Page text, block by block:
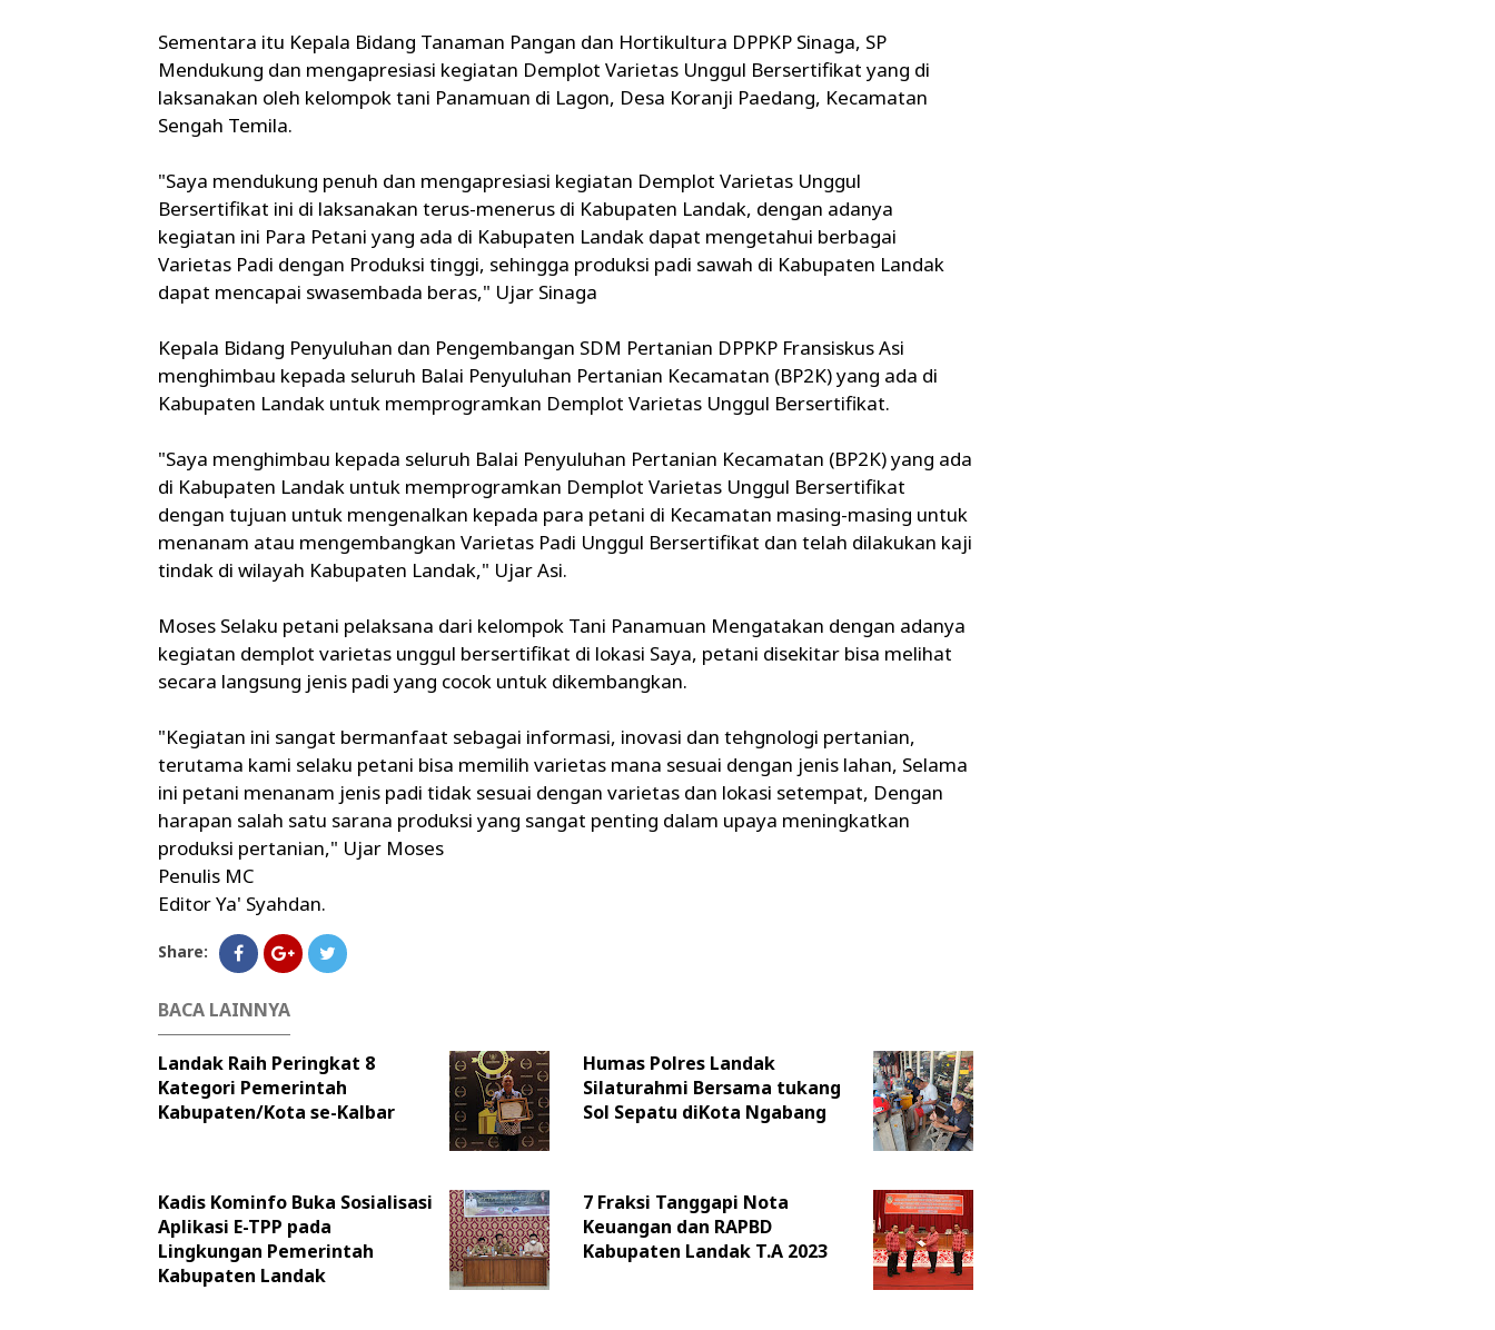
Sementara itu Kepala Bidang Tanaman Pangan dan Hortikultura DPPKP Sinaga, SP
Mendukung dan mengapresiasi kegiatan Demplot Varietas Unggul Bersertifikat yang di
laksanakan oleh kelompok tani Panamuan di Lagon, Desa Koranji Paedang, Kecamatan
Sengah Temila.
"Saya mendukung penuh dan mengapresiasi kegiatan Demplot Varietas Unggul
Bersertifikat ini di laksanakan terus-menerus di Kabupaten Landak, dengan adanya
kegiatan ini Para Petani yang ada di Kabupaten Landak dapat mengetahui berbagai
Varietas Padi dengan Produksi tinggi, sehingga produksi padi sawah di Kabupaten Landak
dapat mencapai swasembada beras," Ujar Sinaga
Kepala Bidang Penyuluhan dan Pengembangan SDM Pertanian DPPKP Fransiskus Asi
menghimbau kepada seluruh Balai Penyuluhan Pertanian Kecamatan (BP2K) yang ada di
Kabupaten Landak untuk memprogramkan Demplot Varietas Unggul Bersertifikat.
"Saya menghimbau kepada seluruh Balai Penyuluhan Pertanian Kecamatan (BP2K) yang ada
di Kabupaten Landak untuk memprogramkan Demplot Varietas Unggul Bersertifikat
dengan tujuan untuk mengenalkan kepada para petani di Kecamatan masing-masing untuk
menanam atau mengembangkan Varietas Padi Unggul Bersertifikat dan telah dilakukan kaji
tindak di wilayah Kabupaten Landak," Ujar Asi.
Moses Selaku petani pelaksana dari kelompok Tani Panamuan Mengatakan dengan adanya
kegiatan demplot varietas unggul bersertifikat di lokasi Saya, petani disekitar bisa melihat
secara langsung jenis padi yang cocok untuk dikembangkan.
"Kegiatan ini sangat bermanfaat sebagai informasi, inovasi dan tehgnologi pertanian,
terutama kami selaku petani bisa memilih varietas mana sesuai dengan jenis lahan, Selama
ini petani menanam jenis padi tidak sesuai dengan varietas dan lokasi setempat, Dengan
harapan salah satu sarana produksi yang sangat penting dalam upaya meningkatkan
produksi pertanian," Ujar Moses
Penulis MC
Editor Ya' Syahdan.
Share:
BACA LAINNYA
Landak Raih Peringkat 8
Kategori Pemerintah
Kabupaten/Kota se-Kalbar
Humas Polres Landak
Silaturahmi Bersama tukang
Sol Sepatu diKota Ngabang
Kadis Kominfo Buka Sosialisasi
Aplikasi E-TPP pada
Lingkungan Pemerintah
Kabupaten Landak
7 Fraksi Tanggapi Nota
Keuangan dan RAPBD
Kabupaten Landak T.A 2023